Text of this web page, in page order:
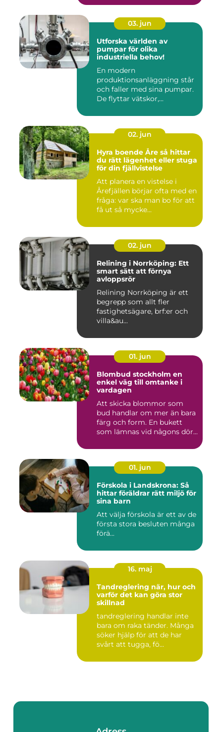
03. jun
Utforska världen av
pumpar för olika
industriella behov!
En modern
produktionsanläggning står
och faller med sina pumpar.
De flyttar vätskor,...
02. jun
Hyra boende Åre så hittar
du rätt lägenhet eller stuga
för din fjällvistelse
Att planera en vistelse i
Årefjällen börjar ofta med en
fråga: var ska man bo för att
få ut så mycke...
02. jun
Relining i Norrköping: Ett
smart sätt att förnya
avloppsrör
Relining Norrköping är ett
begrepp som allt fler
fastighetsägare, brf:er och
villa&au...
01. jun
Blombud stockholm en
enkel väg till omtanke i
vardagen
Att skicka blommor som
bud handlar om mer än bara
färg och form. En bukett
som lämnas vid någons dör...
01. jun
Förskola i Landskrona: Så
hittar föräldrar rätt miljö för
sina barn
Att välja förskola är ett av de
första stora besluten många
förä...
16. maj
Tandreglering när, hur och
varför det kan göra stor
skillnad
tandreglering handlar inte
bara om raka tänder. Många
söker hjälp för att de har
svårt att tugga, fö...